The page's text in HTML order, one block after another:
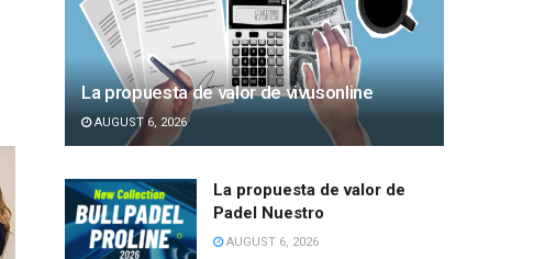
La propuesta de valor de vivusonline
AUGUST 6, 2026
La propuesta de valor de
Padel Nuestro
AUGUST 6, 2026